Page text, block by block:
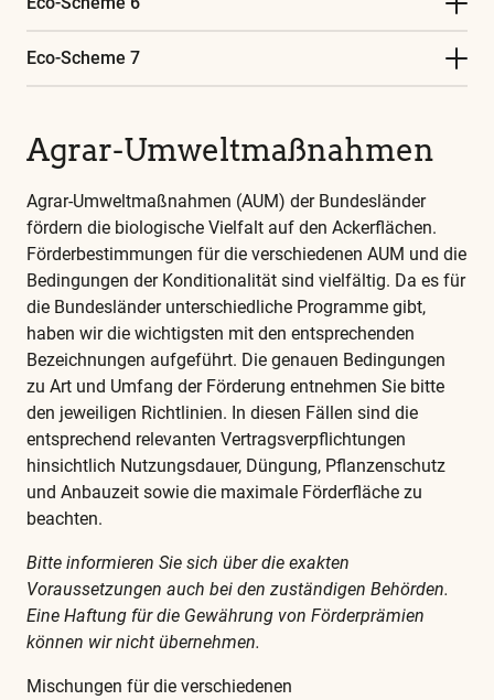
Eco-Scheme 7
Agrar-Umweltmaßnahmen
Agrar-Umweltmaßnahmen (AUM) der Bundesländer
fördern die biologische Vielfalt auf den Ackerflächen.
Förderbestimmungen für die verschiedenen AUM und die
Bedingungen der Konditionalität sind vielfältig. Da es für
die Bundesländer unterschiedliche Programme gibt,
haben wir die wichtigsten mit den entsprechenden
Bezeichnungen aufgeführt. Die genauen Bedingungen
zu Art und Umfang der Förderung entnehmen Sie bitte
den jeweiligen Richtlinien. In diesen Fällen sind die
entsprechend relevanten Vertragsverpflichtungen
hinsichtlich Nutzungsdauer, Düngung, Pflanzenschutz
und Anbauzeit sowie die maximale Förderfläche zu
beachten.
Bitte informieren Sie sich über die exakten
Voraussetzungen auch bei den zuständigen Behörden.
Eine Haftung für die Gewährung von Förderprämien
können wir nicht übernehmen.
Mischungen für die verschiedenen